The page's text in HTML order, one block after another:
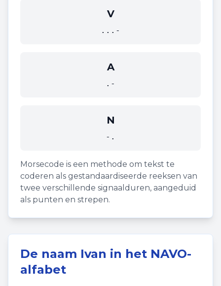
V
...-
A
.-
N
-.
Morsecode is een methode om tekst te
coderen als gestandaardiseerde reeksen van
twee verschillende signaalduren, aangeduid
als punten en strepen.
De naam Ivan in het NAVO-
alfabet